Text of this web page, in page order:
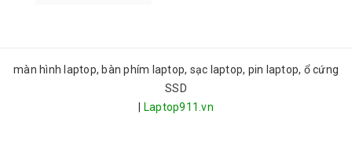
màn hình laptop, bàn phím laptop, sạc laptop, pin laptop, ổ cứng
SSD
Laptop911.vn